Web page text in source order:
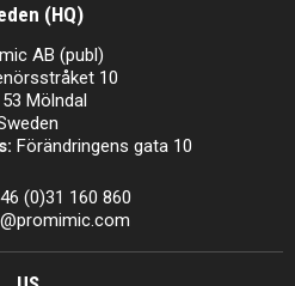
(HQ)
AB (publ)
10
Mölndal
Förändringens gata 10
(0)31 160 860